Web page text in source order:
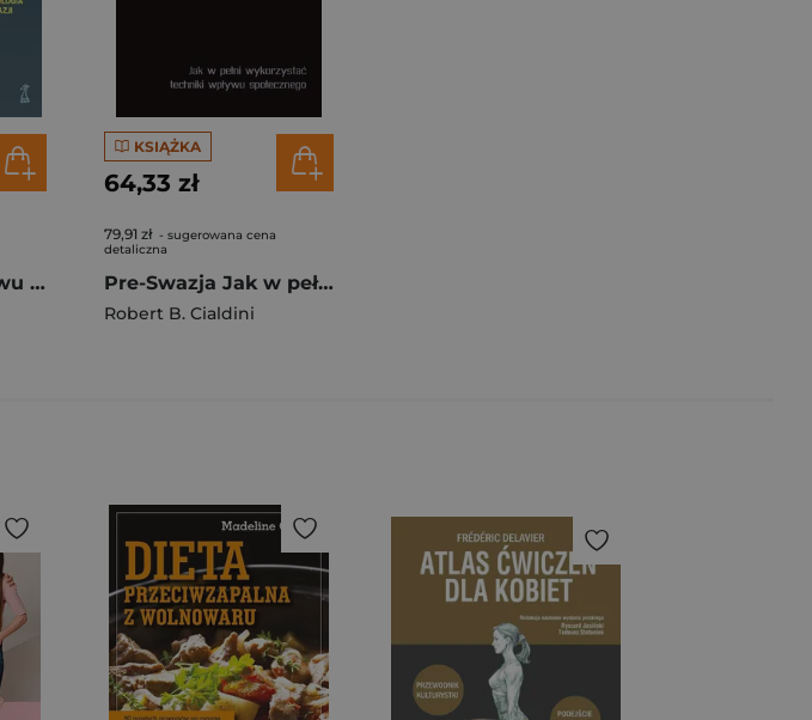
Wywieranie wpływu na ludzi
KSIĄŻKA
64,33 zł
79,91 zł - sugerowana cena
detaliczna
Pre-Swazja Jak w pełni wykorzystać techniki wpływu społecznego
Robert B. Cialdini